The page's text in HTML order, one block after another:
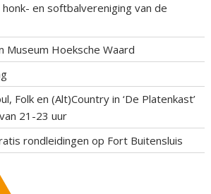
en softbalvereniging van de
Museum Hoeksche Waard
Folk en (Alt)Country in ‘De Platenkast’
21-23 uur
rondleidingen op Fort Buitensluis